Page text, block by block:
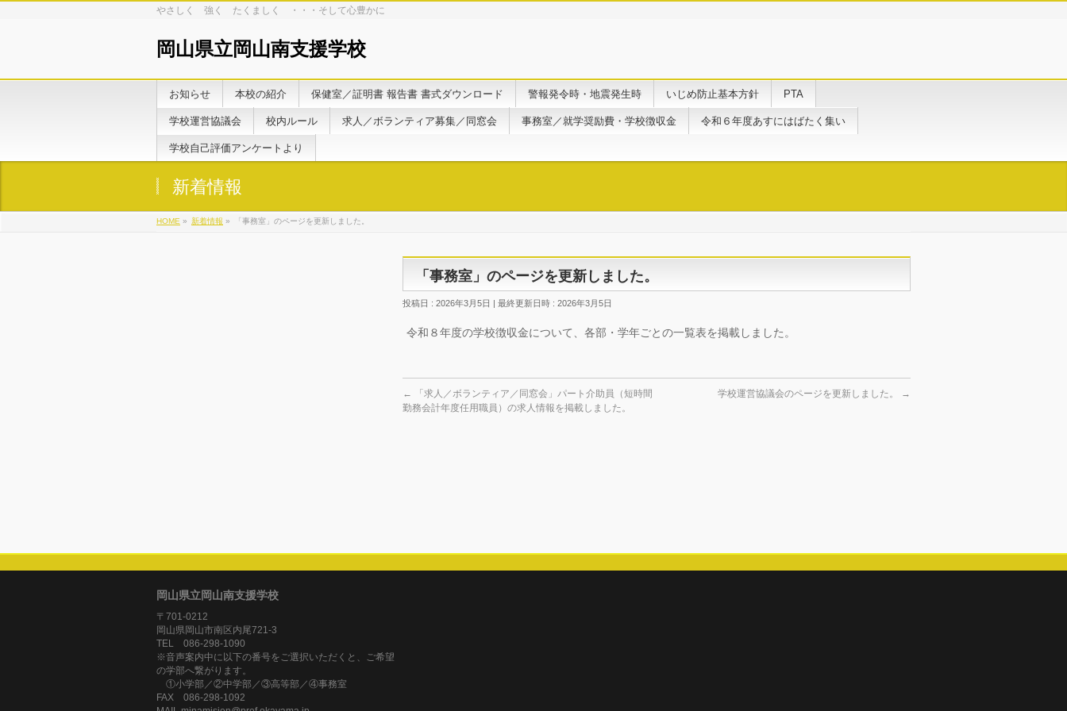
やさしく 強く たくましく ・・・そして心豊かに
岡山県立岡山南支援学校
お知らせ 本校の紹介 保健室／証明書 報告書 書式ダウンロード 警報発令時・地震発生時 いじめ防止基本方針 PTA
学校運営協議会 校内ルール 求人／ボランティア募集／同窓会 事務室／就学奨励費・学校徴収金 令和６年度あすにはばたく集い
学校自己評価アンケートより
新着情報
HOME » 新着情報 » 「事務室」のページを更新しました。
「事務室」のページを更新しました。
投稿日 : 2026年3月5日 最終更新日時 : 2026年3月5日
令和８年度の学校徴収金について、各部・学年ごとの一覧表を掲載しました。
←
「求人／ボランティア／同窓会」パート介助員（短時間
勤務会計年度任用職員）の求人情報を掲載しました。
学校運営協議会のページを更新しました。 →
岡山県立岡山南支援学校
〒701-0212
岡山県岡山市南区内尾721-3
TEL 086-298-1090
※音声案内中に以下の番号をご選択いただくと、ご希望
の学部へ繋がります。
①小学部／②中学部／③高等部／④事務室
FAX 086-298-1092